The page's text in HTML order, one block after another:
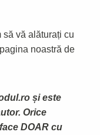
să vă alăturați cu
noastră de
și este
Orice
DOAR cu